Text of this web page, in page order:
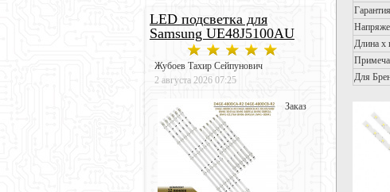
LED подсветка для
Samsung UE48J5100AU
Жубоев Тахир Сейпунович
2 августа 2026 07:25
Заказ
Гарантия
Длина х
Для